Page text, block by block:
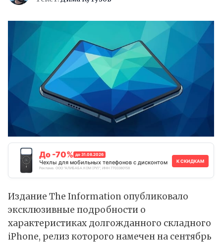
До -70% до 31.08.2026
Чехлы для мобильных телефонов с дисконтом
Реклама. ООО "АЛИБАБА.КОМ (РУ)", ИНН 7703380158
К СКИДКАМ
Издание The Information опубликовало
эксклюзивные подробности о
характеристиках долгожданного складного
iPhone, релиз которого намечен на сентябрь